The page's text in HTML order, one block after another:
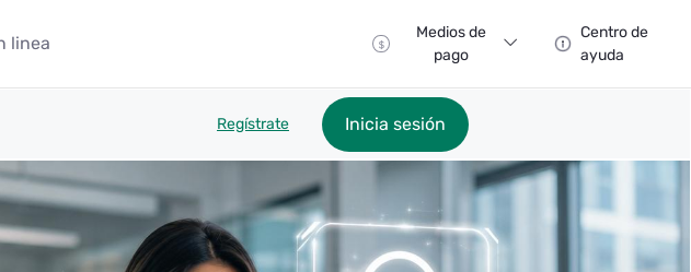
linea
Medios de
pago
Centro de
ayuda
Regístrate Inicia sesión